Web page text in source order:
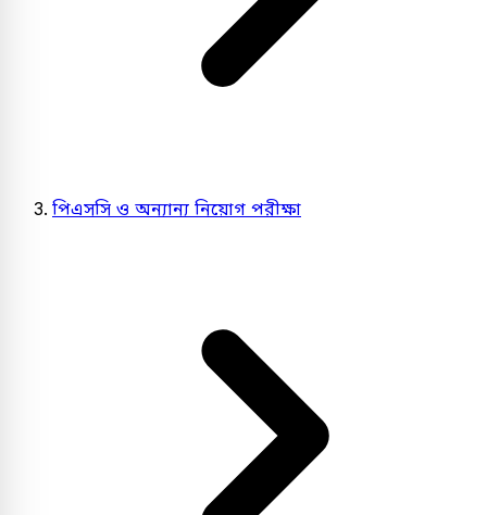
পিএসসি ও অন্যান্য নিয়োগ পরীক্ষা